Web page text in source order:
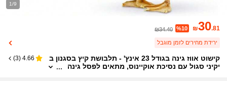
1/9
₪30.81
%10
₪34.40
ירידת מחירים לזמן מוגבל
קישוט אווז גינה בגודל 23 אינץ' - תלבושת קיץ בסגנון ב
יקיני סגול עם נסיכת אוקיינוס, מתאים לפסל גינה
4.66
(
3
)